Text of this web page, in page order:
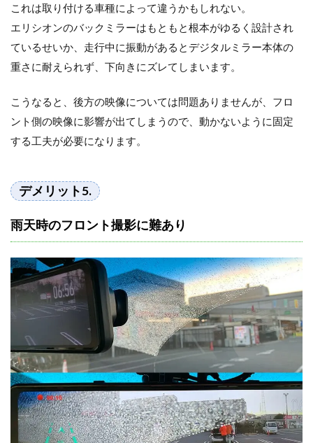
これは取り付ける車種によって違うかもしれない。
エリシオンのバックミラーはもともと根本がゆるく設計され
ているせいか、走行中に振動があるとデジタルミラー本体の
重さに耐えられず、下向きにズレてしまいます。
こうなると、後方の映像については問題ありませんが、フロ
ント側の映像に影響が出てしまうので、動かないように固定
する工夫が必要になります。
デメリット5.
雨天時のフロント撮影に難あり